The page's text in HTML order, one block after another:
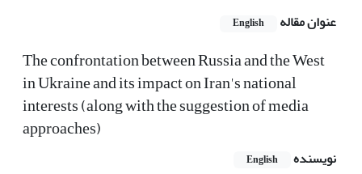
عنوان مقاله
English
The confrontation between Russia and the West
in Ukraine and its impact on Iran's national
interests (along with the suggestion of media
approaches)
نویسنده English